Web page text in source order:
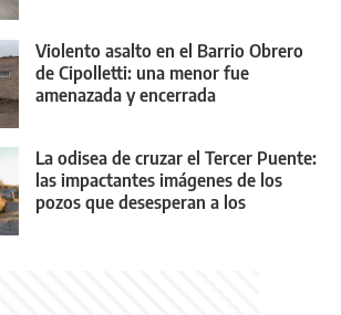
Violento asalto en el Barrio Obrero
de Cipolletti: una menor fue
amenazada y encerrada
La odisea de cruzar el Tercer Puente:
las impactantes imágenes de los
pozos que desesperan a los